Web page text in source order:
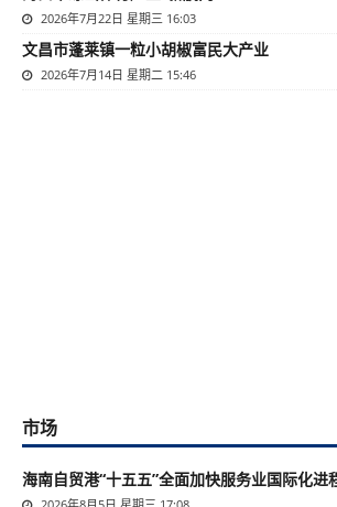
2026年7月22日 星期三 16:03
文昌市蓬莱镇一粒小胡椒富民大产业
2026年7月14日 星期二 15:46
市场
海南自贸港“十五五”全面加快服务业国际化进